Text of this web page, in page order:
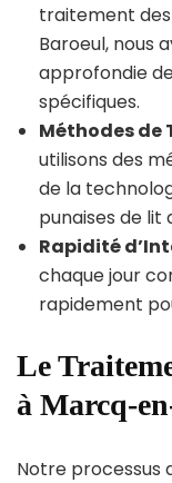
traitement
Baroeul, nous
approfondie
spécifiques.
Méthodes de
utilisons des
de la
punaises de lit
Rapidité
chaque jour
rapidement
Le
à Marcq-
Notre processus